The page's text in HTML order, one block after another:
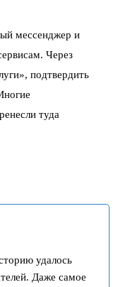
мессенджер и
Через
подтвердить
туда
удалось
Даже самое